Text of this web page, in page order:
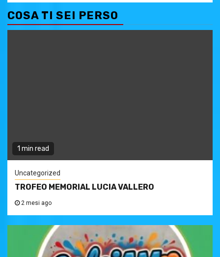
COSA TI SEI PERSO
1 min read
Uncategorized
TROFEO MEMORIAL LUCIA VALLERO
2 mesi ago